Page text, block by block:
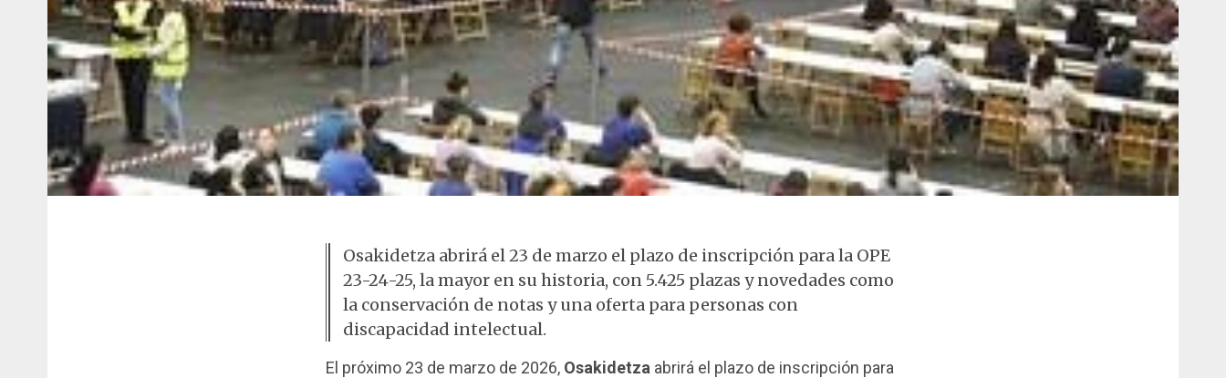
Osakidetza abrirá el 23 de marzo el plazo de inscripción para la OPE
23-24-25, la mayor en su historia, con 5.425 plazas y novedades como
la conservación de notas y una oferta para personas con
discapacidad intelectual.
El próximo 23 de marzo de 2026, Osakidetza abrirá el plazo de inscripción para